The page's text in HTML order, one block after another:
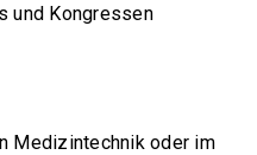
und Kongressen
Medizintechnik oder im